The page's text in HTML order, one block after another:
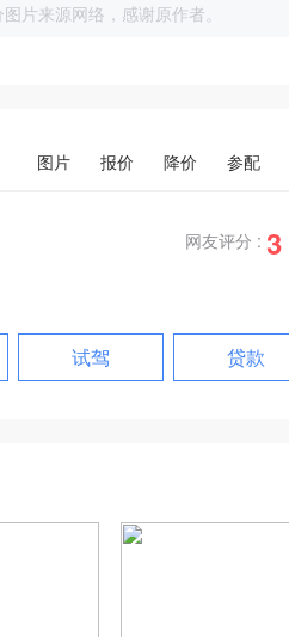
片来源网络，感谢原作者。
参配
降价
报价
图片
网友评分 : 3
试驾 贷款